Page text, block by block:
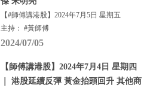
【#師傅講港股】2024年7月5日 星期五
主持： #黃師傅
2024/07/05
【師傅講港股】2024年7月4日 星期四
｜ 港股延續反彈 黃金抬頭回升 其他商